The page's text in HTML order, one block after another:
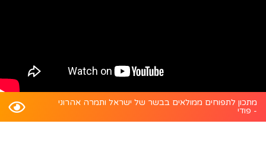
מתכון לתפוחים ממולאים בבשר של ישראל ותמרה אהרוני
- פודי